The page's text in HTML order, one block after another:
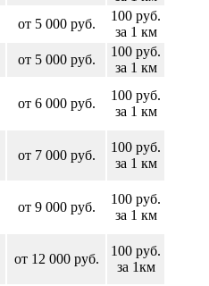
от 5 000 руб.
100 руб.
за 1 км
от 5 000 руб.
100 руб.
за 1 км
от 6 000 руб.
100 руб.
за 1 км
от 7 000 руб.
100 руб.
за 1 км
от 9 000 руб.
100 руб.
за 1 км
от 12 000 руб.
100 руб.
за 1км